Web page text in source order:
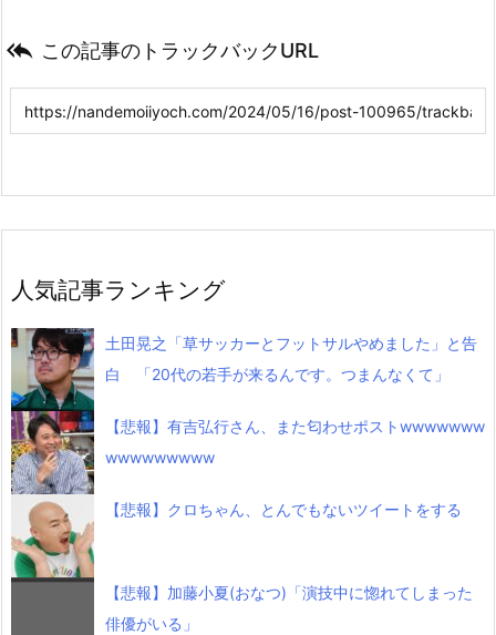
 この記事のトラックバックURL
人気記事ランキング
土田晃之「草サッカーとフットサルやめました」と告
白 「20代の若手が来るんです。つまんなくて」
【悲報】有吉弘行さん、また匂わせポストwwwwwww
wwwwwwwww
【悲報】クロちゃん、とんでもないツイートをする
【悲報】加藤小夏(おなつ)「演技中に惚れてしまった
俳優がいる」